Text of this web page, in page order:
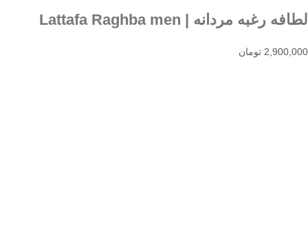
لطافه رغبه مردانه | Lattafa Raghba men
2,900,000 تومان